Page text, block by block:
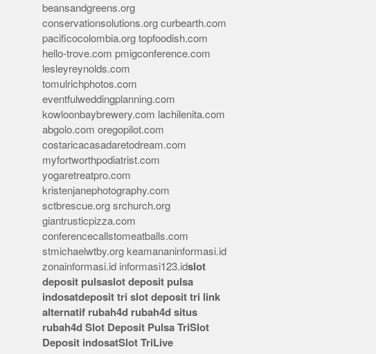
beansandgreens.org
conservationsolutions.org curbearth.com
pacificocolombia.org topfoodish.com
hello-trove.com pmigconference.com
lesleyreynolds.com
tomulrichphotos.com
eventfulweddingplanning.com
kowloonbaybrewery.com lachilenita.com
abgolo.com oregopilot.com
costaricacasadaretodream.com
myfortworthpodiatrist.com
yogaretreatpro.com
kristenjanephotography.com
sctbrescue.org srchurch.org
giantrusticpizza.com
conferencecallstomeatballs.com
stmichaelwtby.org keamananinformasi.id
zonainformasi.id informasi123.idslot
deposit pulsaslot deposit pulsa
indosatdeposit tri slot deposit tri link
alternatif rubah4d rubah4d situs
rubah4d Slot Deposit Pulsa TriSlot
Deposit indosatSlot TriLive